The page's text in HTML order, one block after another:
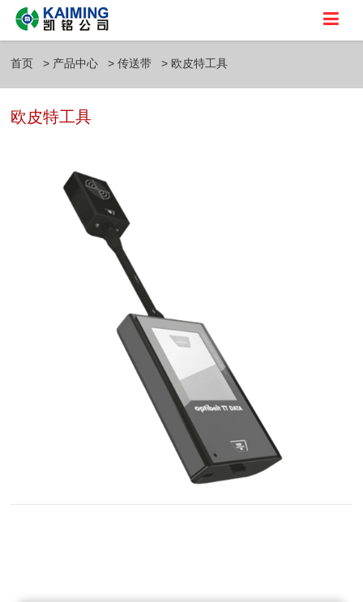
首页 产品中心 传送带 欧皮特工具
欧皮特工具